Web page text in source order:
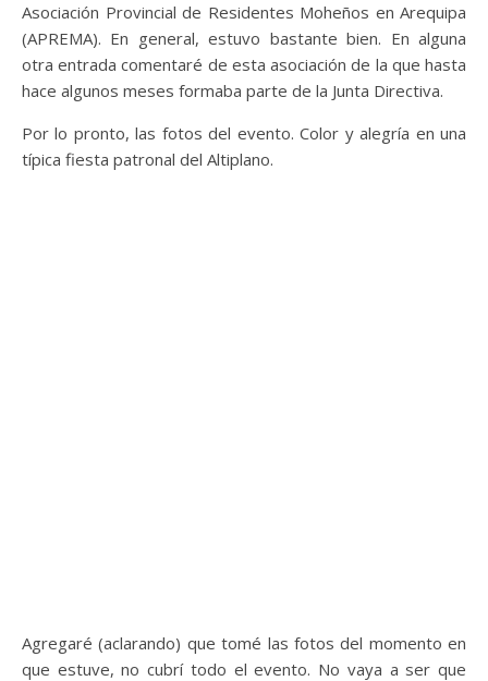
Asociación Provincial de Residentes Moheños en Arequipa
(APREMA). En general, estuvo bastante bien. En alguna
otra entrada comentaré de esta asociación de la que hasta
hace algunos meses formaba parte de la Junta Directiva.
Por lo pronto, las fotos del evento. Color y alegría en una
típica fiesta patronal del Altiplano.
Agregaré (aclarando) que tomé las fotos del momento en
que estuve, no cubrí todo el evento. No vaya a ser que